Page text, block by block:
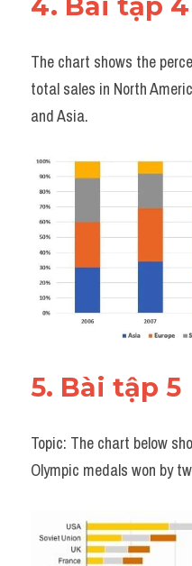
The chart shows the
total sales in North
and Asia.
5. Bài tập 5
Topic: The chart below
Olympic medals won by